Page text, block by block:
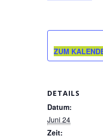
ZUM
DETAILS
Datum:
Juni 24
Zeit: